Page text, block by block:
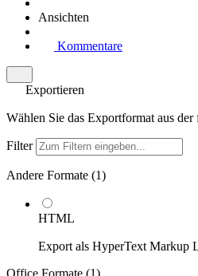
Ansichten
Kommentare
Exportieren
Wählen Sie das Exportformat aus der
Filter
Andere Formate (1)
HTML
Export als HyperText Markup
Office Formate (1)